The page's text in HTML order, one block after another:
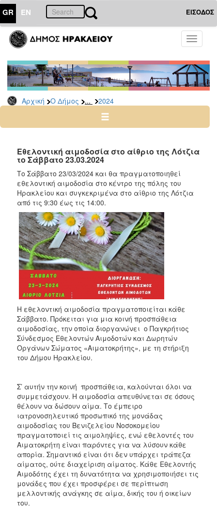
GR EN ΕΙΣΟΔΟΣ
Toggle
Αρχική Ο Δήμος ... 2024
ΔΗΜΟΣ
Δελτία
Τύπου
Αρχείο
2026
2024
2022
2021
2020
2019
2018
2017
2016
2015
2013
2012
2011
2010
2006
ΤΟΠΟΣ
ΠΟΛΙΤΙΣΜΟΣ
ΑΝΘΕΚΤΙΚΗ
ΠΟΛΗ
Εθελοντική αιμοδοσία στο αίθριο της Λότζια
το Σάββατο 23.03.2024
Το Σάββατο 23/03/2024 και θα πραγματοποιηθεί
εθελοντική αιμοδοσία στο κέντρο της πόλης του
Ηρακλείου και συγκεκριμένα στο αίθριο της Λότζια
από τις 9:30 έως τις 14:00.
Η εθελοντική αιμοδοσία πραγματοποιείται κάθε
Σάββατο. Πρόκειται για μια κοινή προσπάθεια
αιμοδοσίας, την οποία διοργανώνει ο Παγκρήτιος
Σύνδεσμος Εθελοντών Αιμοδοτών και Δωρητών
Οργάνων Σώματος «Αιματοκρήτης», με τη στήριξη
του Δήμου Ηρακλείου.
Σ’ αυτήν την κοινή προσπάθεια, καλούνται όλοι να
συμμετάσχουν. Η αιμοδοσία απευθύνεται σε όσους
θέλουν να δώσουν αίμα. Το έμπειρο
ιατρονοσηλευτικό προσωπικό της μονάδας
αιμοδοσίας του Βενιζελείου Νοσοκομείου
πραγματοποιεί τις αιμοληψίες, ενώ εθελοντές του
Αιματοκρήτη είναι παρόντες για να λύσουν κάθε
απορία. Σημαντικό είναι ότι δεν υπάρχει τράπεζα
αίματος, ούτε διαχείριση αίματος. Κάθε Εθελοντής
Αιμοδότης έχει τη δυνατότητα να χρησιμοποιήσει τις
μονάδες που έχει προσφέρει σε περίπτωση
μελλοντικής ανάγκης σε αίμα, δικής του ή οικείων
του.